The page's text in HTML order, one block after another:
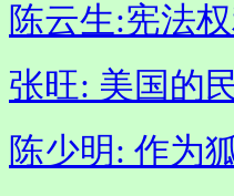
陈云生:宪法
张旺: 美国的
陈少明: 作为